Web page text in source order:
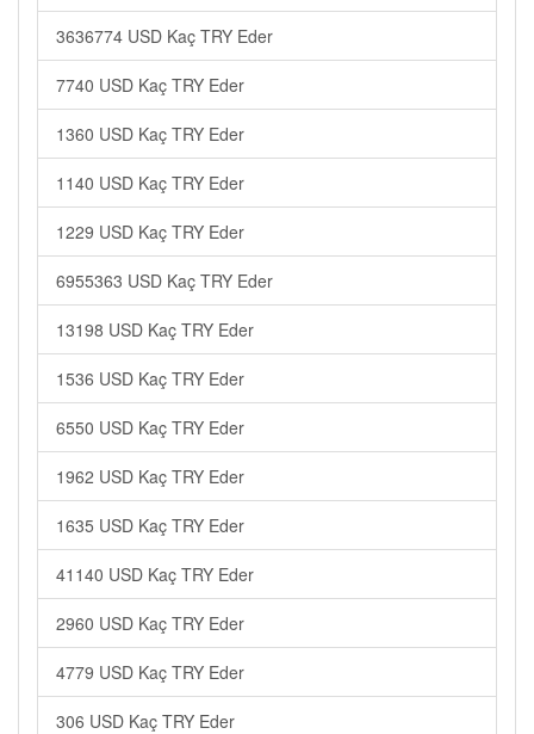
3636774 USD Kaç TRY Eder
7740 USD Kaç TRY Eder
1360 USD Kaç TRY Eder
1140 USD Kaç TRY Eder
1229 USD Kaç TRY Eder
6955363 USD Kaç TRY Eder
13198 USD Kaç TRY Eder
1536 USD Kaç TRY Eder
6550 USD Kaç TRY Eder
1962 USD Kaç TRY Eder
1635 USD Kaç TRY Eder
41140 USD Kaç TRY Eder
2960 USD Kaç TRY Eder
4779 USD Kaç TRY Eder
306 USD Kaç TRY Eder